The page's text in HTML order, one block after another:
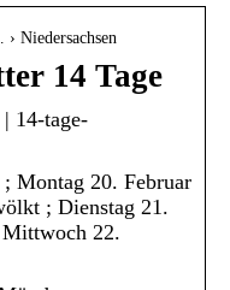
Niedersachsen
14 Tage
14-tage-
Montag 20. Februar
; Dienstag 21.
Mittwoch 22.